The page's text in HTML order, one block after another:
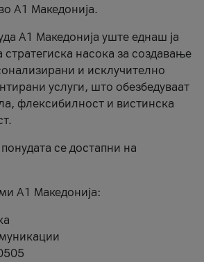
А1 Македонија.
А1 Македонија уште еднаш ја
стратегиска насока за создавање
и исклучително
услуги, што обезбедуваат
флексибилност и вистинска
се достапни на
А1 Македонија: